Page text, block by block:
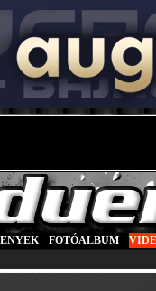
FOTÓALBUM